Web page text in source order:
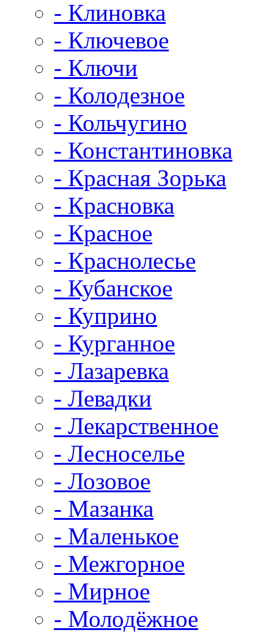
- Клиновка
- Ключевое
- Ключи
- Колодезное
- Кольчугино
- Константиновка
- Красная Зорька
- Красновка
- Красное
- Краснолесье
- Кубанское
- Куприно
- Курганное
- Лазаревка
- Левадки
- Лекарственное
- Лесноселье
- Лозовое
- Мазанка
- Маленькое
- Межгорное
- Мирное
- Молодёжное